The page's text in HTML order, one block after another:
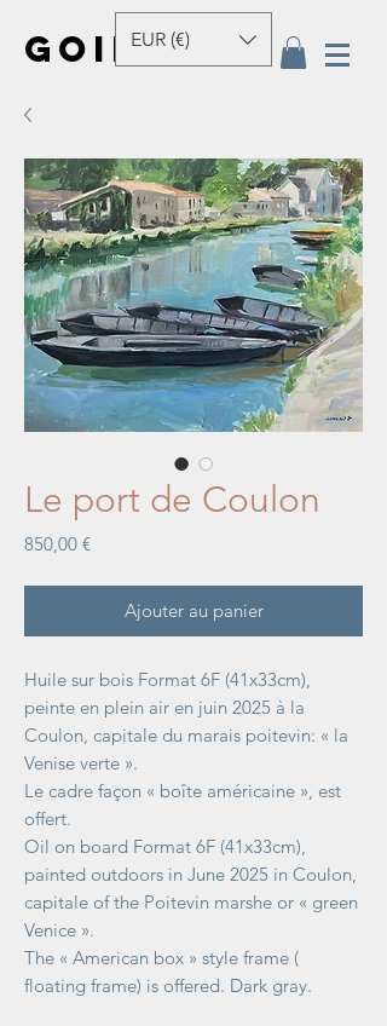
GOINEAU
EUR (€)
Le port de Coulon
850,00 €Prix
Ajouter au panier
Huile sur bois Format 6F (41x33cm),
peinte en plein air en juin 2025 à la
Coulon, capitale du marais poitevin: « la
Venise verte ».
Le cadre façon « boîte américaine », est
offert.
Oil on board Format 6F (41x33cm),
painted outdoors in June 2025 in Coulon,
capitale of the Poitevin marshe or « green
Venice ».
The « American box » style frame (
floating frame) is offered. Dark gray.